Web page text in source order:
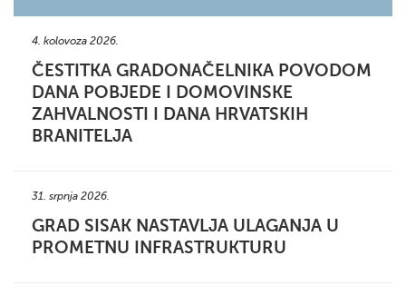
4. kolovoza 2026.
ČESTITKA GRADONAČELNIKA POVODOM
DANA POBJEDE I DOMOVINSKE
ZAHVALNOSTI I DANA HRVATSKIH
BRANITELJA
31. srpnja 2026.
GRAD SISAK NASTAVLJA ULAGANJA U
PROMETNU INFRASTRUKTURU